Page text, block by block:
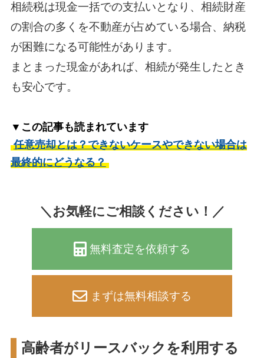
相続税は現金一括での支払いとなり、相続財産
の割合の多くを不動産が占めている場合、納税
が困難になる可能性があります。
まとまった現金があれば、相続が発生したとき
も安心です。
▼この記事も読まれています
任意売却とは？できないケースやできない場合は
最終的にどうなる？
＼お気軽にご相談ください！／
無料査定を依頼する
まずは無料相談する
高齢者がリースバックを利用する